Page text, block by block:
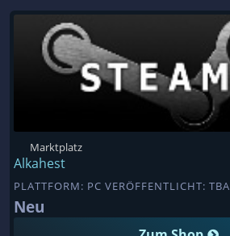
Marktplatz
Alkahest
PLATTFORM: PC VERÖFFENTLICHT: TBA
Neu